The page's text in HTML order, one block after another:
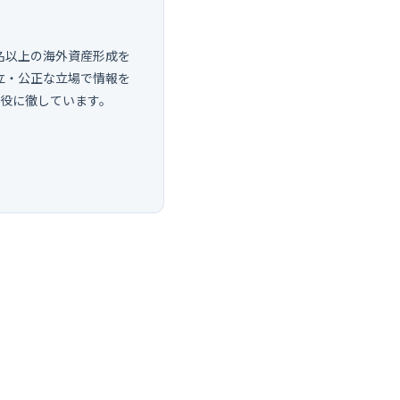
上の海外資産形成を
公正な立場で情報を
に徹しています。